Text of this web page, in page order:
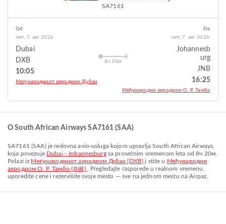
SA7161
Od
пет, 7. авг 2026.
Dubai
DXB
10:05
Меѓународниот аеродром Дубаи
8ч 20м
Do
пет, 7. авг 2026.
Johannesb
urg
JNB
16:25
Међународни аеродром О. Р. Тамбо
O South African Airways SA7161 (SAA)
SA7161 (SAA) je redovna avio-usluga kojom upravljaSouth African Airways
koja povezuje Dubai - Johannesburgsa prosečnim vremenom leta od8ч 20м.
Polazi iz Меѓународниот аеродром Дубаи (DXB)i stiže u Међународни
аеродром О. Р. Тамбо (JNB)
. Pregledajte rasporede u realnom vremenu,
uporedite cene i rezervišite svoje mesto — sve na jednom mestu na Airpaz.